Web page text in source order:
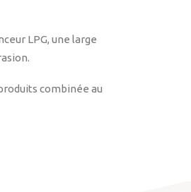
LPG, une large
combinée au